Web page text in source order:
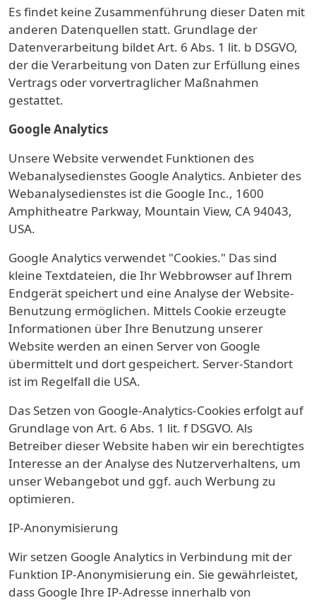
Es findet keine Zusammenführung dieser Daten mit
anderen Datenquellen statt. Grundlage der
Datenverarbeitung bildet Art. 6 Abs. 1 lit. b DSGVO,
der die Verarbeitung von Daten zur Erfüllung eines
Vertrags oder vorvertraglicher Maßnahmen
gestattet.
Google Analytics
Unsere Website verwendet Funktionen des
Webanalysedienstes Google Analytics. Anbieter des
Webanalysedienstes ist die Google Inc., 1600
Amphitheatre Parkway, Mountain View, CA 94043,
USA.
Google Analytics verwendet "Cookies." Das sind
kleine Textdateien, die Ihr Webbrowser auf Ihrem
Endgerät speichert und eine Analyse der Website-
Benutzung ermöglichen. Mittels Cookie erzeugte
Informationen über Ihre Benutzung unserer
Website werden an einen Server von Google
übermittelt und dort gespeichert. Server-Standort
ist im Regelfall die USA.
Das Setzen von Google-Analytics-Cookies erfolgt auf
Grundlage von Art. 6 Abs. 1 lit. f DSGVO. Als
Betreiber dieser Website haben wir ein berechtigtes
Interesse an der Analyse des Nutzerverhaltens, um
unser Webangebot und ggf. auch Werbung zu
optimieren.
IP-Anonymisierung
Wir setzen Google Analytics in Verbindung mit der
Funktion IP-Anonymisierung ein. Sie gewährleistet,
dass Google Ihre IP-Adresse innerhalb von